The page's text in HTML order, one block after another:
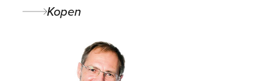
Kopen